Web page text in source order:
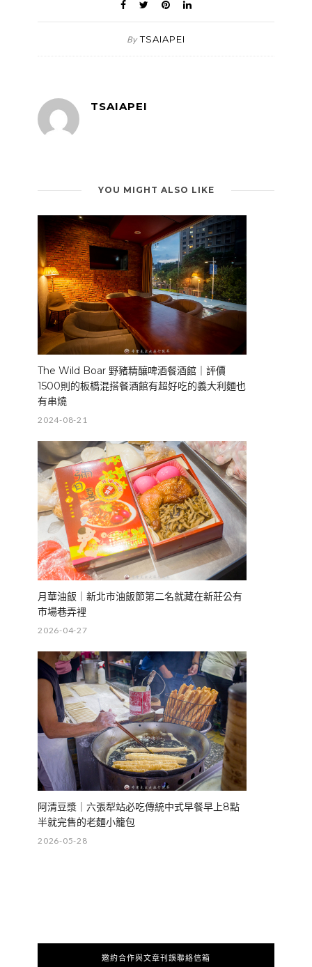
By TSAIAPEI
TSAIAPEI
YOU MIGHT ALSO LIKE
The Wild Boar 野豬精釀啤酒餐酒館｜評價
1500則的板橋混搭餐酒館有超好吃的義大利麵也
有串燒
2024-08-21
月華油飯｜新北市油飯節第二名就藏在新莊公有
市場巷弄裡
2026-04-27
阿清豆漿｜六張犁站必吃傳統中式早餐早上8點
半就完售的老麵小籠包
2026-05-28
邀約合作與文章刊誤聯絡信箱